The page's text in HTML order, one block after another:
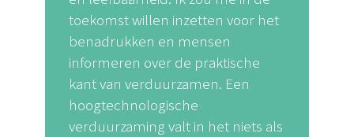
toekomst willen inzetten voor het
benadrukken en mensen
informeren over de praktische
kant van verduurzamen. Een
hoogtechnologische
verduurzaming valt in het niets als